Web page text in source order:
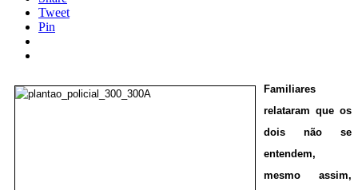
Tweet
Pin
Familiares
relataram que os
dois não se
entendem,
mesmo assim,